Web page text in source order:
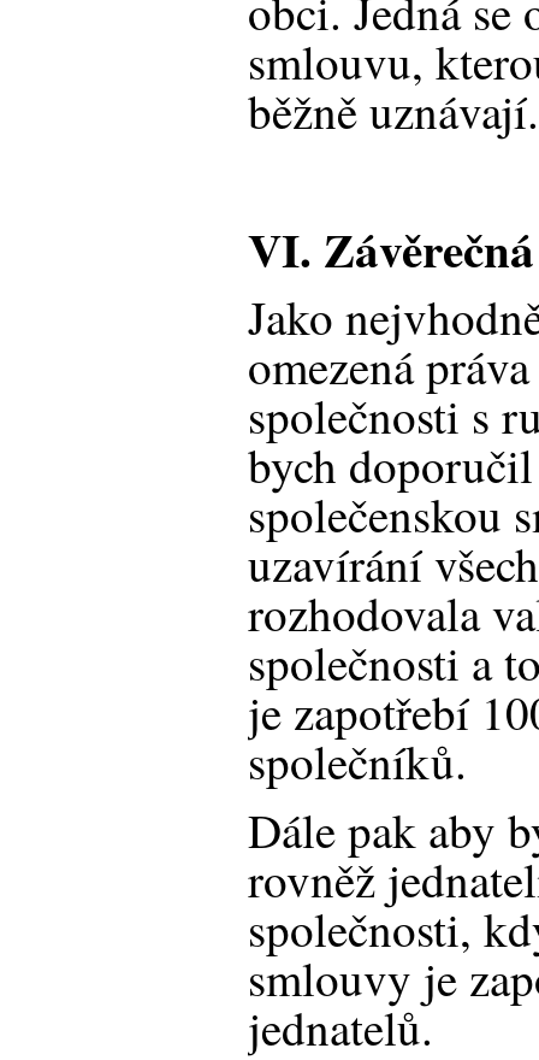
smlouvu,
běžně uznávají.
VI.
Jako
omezená
společnosti s
bych
společenskou
uzavírání
rozhodovala
společnosti a
je zapotřebí
společníků.
Dále pak aby
rovněž
společnosti,
smlouvy je
jednatelů.